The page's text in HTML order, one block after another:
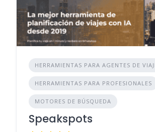
HERRAMIENTAS PARA AGENTES DE
HERRAMIENTAS PARA PROFESIONALES
MOTORES DE BÚSQUEDA
Speakspots